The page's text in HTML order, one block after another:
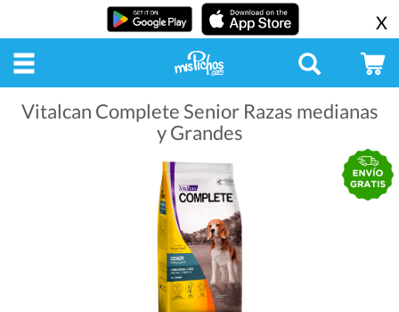
X
Vitalcan Complete Senior Razas medianas
y Grandes